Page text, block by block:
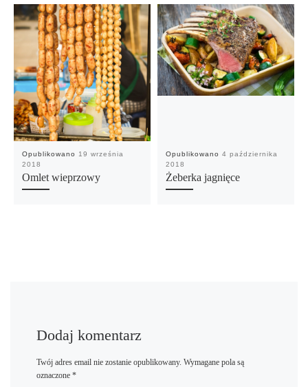
Opublikowano
19 września
2018
Omlet wieprzowy
Opublikowano 4 października
2018
Żeberka jagnięce
Dodaj komentarz
Twój adres email nie zostanie opublikowany. Wymagane pola są
oznaczone *